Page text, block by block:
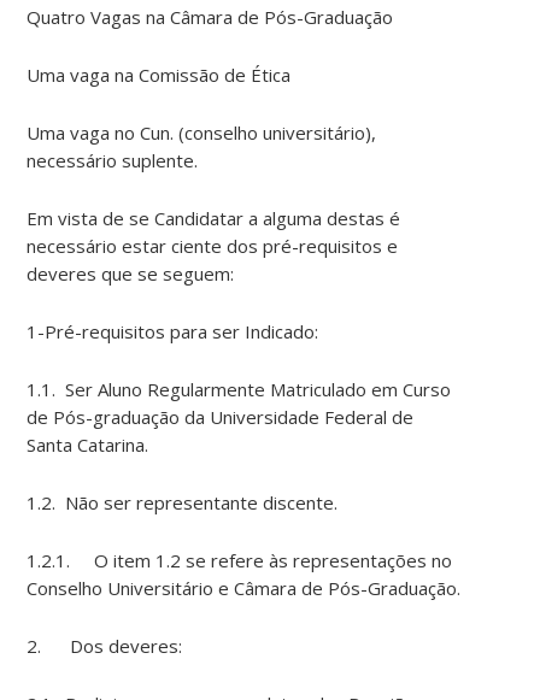
Quatro Vagas na Câmara de Pós-Graduação
Uma vaga na Comissão de Ética
Uma vaga no Cun. (conselho universitário),
necessário suplente.
Em vista de se Candidatar a alguma destas é
necessário estar ciente dos pré-requisitos e
deveres que se seguem:
1-Pré-requisitos para ser Indicado:
1.1. Ser Aluno Regularmente Matriculado em Curso
de Pós-graduação da Universidade Federal de
Santa Catarina.
1.2. Não ser representante discente.
1.2.1. O item 1.2 se refere às representações no
Conselho Universitário e Câmara de Pós-Graduação.
2. Dos deveres: